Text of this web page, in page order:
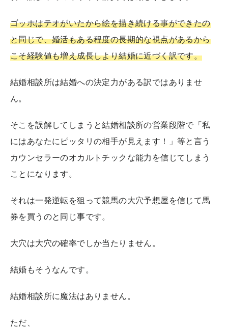
ゴッホはテオがいたから絵を描き続ける事ができたの
と同じで、婚活もある程度の長期的な視点があるから
こそ経験値も増え成長しより結婚に近づく訳です。
結婚相談所は結婚への決定力がある訳ではありませ
ん。
そこを誤解してしまうと結婚相談所の営業段階で「私
にはあなたにピッタリの相手が見えます！」等と言う
カウンセラーのオカルトチックな能力を信じてしまう
ことになります。
それは一発逆転を狙って競馬の大穴予想屋を信じて馬
券を買うのと同じ事です。
大穴は大穴の確率でしか当たりません。
結婚もそうなんです。
結婚相談所に魔法はありません。
ただ、